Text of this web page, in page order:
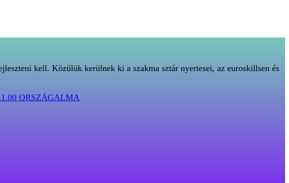
kell. Közülük kerülnek ki a szakma sztár nyertesei, az euroskillsen és
ORSZÁGALMA